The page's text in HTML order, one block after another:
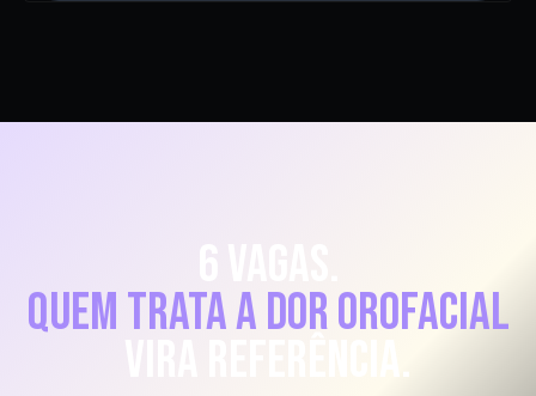
Pagamento processado com segurança pela
Quem trata a dor orofacial
vira referência.